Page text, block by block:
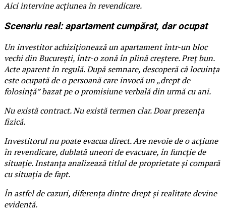
Aici intervine acțiunea în revendicare.
Scenariu real: apartament cumpărat, dar ocupat
Un investitor achiziționează un apartament într-un bloc
vechi din București, într-o zonă în plină creștere. Preț bun.
Acte aparent în regulă. După semnare, descoperă că locuința
este ocupată de o persoană care invocă un „drept de
folosință” bazat pe o promisiune verbală din urmă cu ani.
Nu există contract. Nu există termen clar. Doar prezența
fizică.
Investitorul nu poate evacua direct. Are nevoie de o acțiune
în revendicare, dublată uneori de evacuare, în funcție de
situație. Instanța analizează titlul de proprietate și compară
cu situația de fapt.
În astfel de cazuri, diferența dintre drept și realitate devine
evidentă.